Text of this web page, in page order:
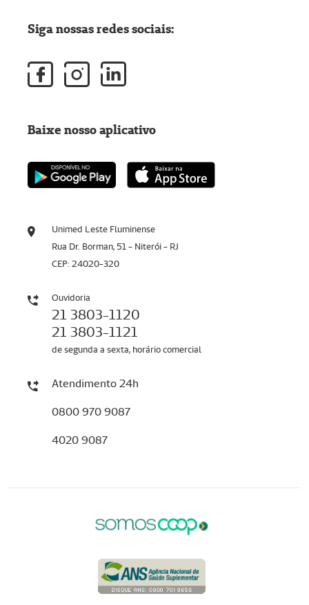
Unimed Leste Fluminense
Rua Dr. Borman, 51 - Niterói - RJ
CEP: 24020-320
Ouvidoria
21 3803-1120
21 3803-1121
de segunda a sexta, horário comercial
Atendimento 24h
0800 970 9087
4020 9087
Siga nossas redes sociais:
Baixe nosso aplicativo